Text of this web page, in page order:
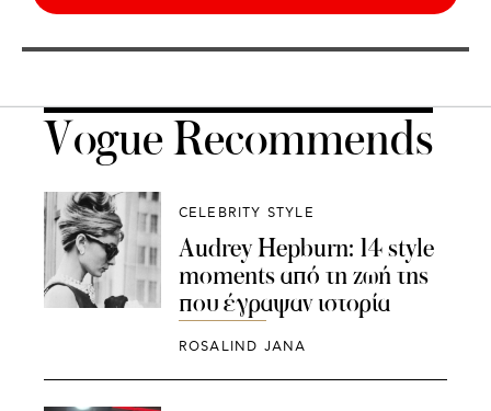
Vogue Recommends
CELEBRITY STYLE
Audrey Hepburn: 14 style
moments από τη ζωή της
που έγραψαν ιστορία
ROSALIND JANA